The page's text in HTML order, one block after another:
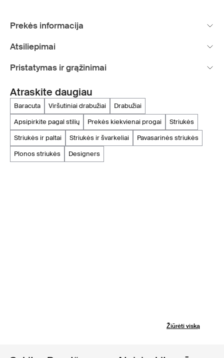
Prekės informacija
Atsiliepimai
Pristatymas ir grąžinimai
Atraskite daugiau
baracuta viršutiniai drabužiai
drabužiai
apsipirkite pagal stilių
prekės kiekvienai progai
striukės
striukės ir paltai
striukės ir švarkeliai
pavasarinės striukės
plonos striukės
designers
Žiūrėti viską